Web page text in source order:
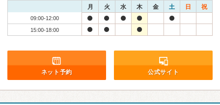
月 火 水 木 金 土 日 祝
09:00-12:00
15:00-18:00
ネット予約 公式サイト